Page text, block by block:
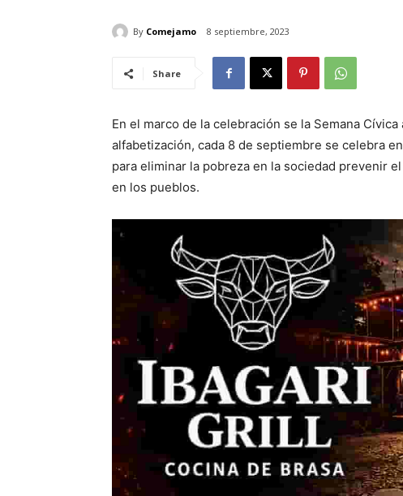
By Comejamo 8 septiembre, 2023
Share
En el marco de la celebración se la Semana
alfabetización, cada 8 de septiembre se celebra
para eliminar la pobreza en la sociedad prevenir
en los pueblos.